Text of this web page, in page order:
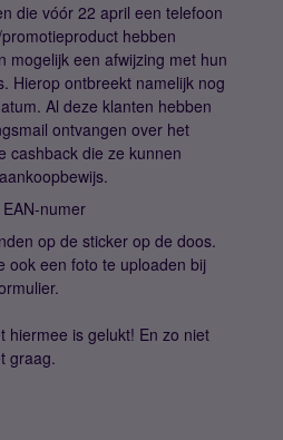
die vóór 22 april een telefoon
hebben
mogelijk een afwijzing met hun
Hierop ontbreekt namelijk nog
Al deze klanten hebben
ontvangen over het
cashback die ze kunnen
numer
op de sticker op de doos.
ook een foto te uploaden bij
hiermee is gelukt! En zo niet
graag.